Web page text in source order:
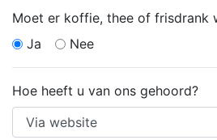
Moet er koffie, thee of frisdrank
Ja
Nee
Hoe heeft u van ons gehoord?